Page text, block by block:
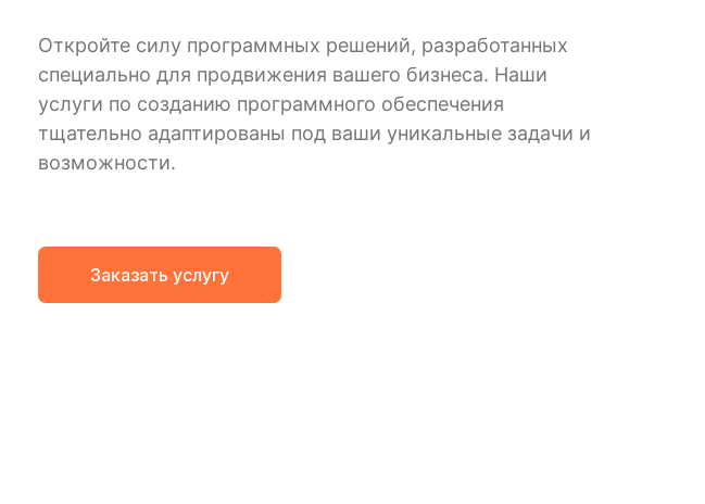
Откройте силу программных решений, разработанных
специально для продвижения вашего бизнеса. Наши
услуги по созданию программного обеспечения
тщательно адаптированы под ваши уникальные задачи и
возможности.
Заказать услугу